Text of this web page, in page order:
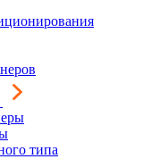
типа